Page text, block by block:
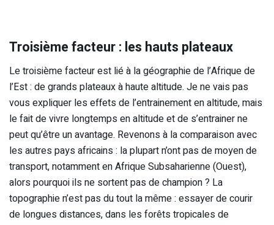
Troisième facteur : les hauts plateaux
Le troisième facteur est lié à la géographie de l’Afrique de
l’Est : de grands plateaux à haute altitude. Je ne vais pas
vous expliquer les effets de l’entrainement en altitude, mais
le fait de vivre longtemps en altitude et de s’entrainer ne
peut qu’être un avantage. Revenons à la comparaison avec
les autres pays africains : la plupart n’ont pas de moyen de
transport, notamment en Afrique Subsaharienne (Ouest),
alors pourquoi ils ne sortent pas de champion ? La
topographie n’est pas du tout la même : essayer de courir
de longues distances, dans les forêts tropicales de